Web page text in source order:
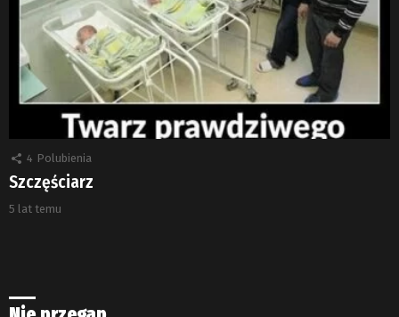
4 Polubienia
Szczęściarz
5 lat temu